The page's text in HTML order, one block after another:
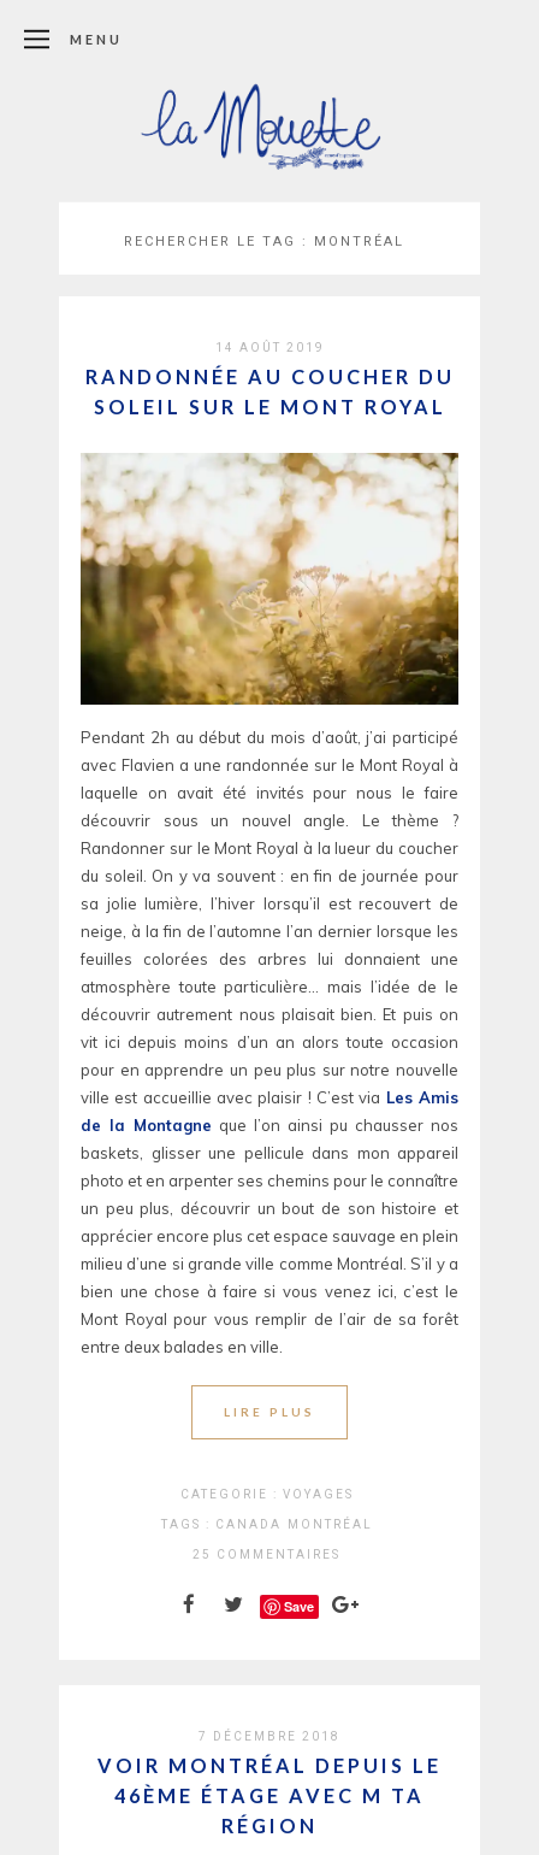
MENU
RECHERCHER LE TAG : MONTRÉAL
14 AOÛT 2019
RANDONNÉE AU COUCHER DU
SOLEIL SUR LE MONT ROYAL
Pendant 2h au début du mois d’août, j’ai participé
avec Flavien a une randonnée sur le Mont Royal à
laquelle on avait été invités pour nous le faire
découvrir sous un nouvel angle. Le thème ?
Randonner sur le Mont Royal à la lueur du coucher
du soleil. On y va souvent : en fin de journée pour
sa jolie lumière, l’hiver lorsqu’il est recouvert de
neige, à la fin de l’automne l’an dernier lorsque les
feuilles colorées des arbres lui donnaient une
atmosphère toute particulière… mais l’idée de le
découvrir autrement nous plaisait bien. Et puis on
vit ici depuis moins d’un an alors toute occasion
pour en apprendre un peu plus sur notre nouvelle
ville est accueillie avec plaisir ! C’est via Les Amis
de la Montagne que l’on ainsi pu chausser nos
baskets, glisser une pellicule dans mon appareil
photo et en arpenter ses chemins pour le connaître
un peu plus, découvrir un bout de son histoire et
apprécier encore plus cet espace sauvage en plein
milieu d’une si grande ville comme Montréal. S’il y a
bien une chose à faire si vous venez ici, c’est le
Mont Royal pour vous remplir de l’air de sa forêt
entre deux balades en ville.
LIRE PLUS
CATEGORIE : VOYAGES
TAGS : CANADA MONTRÉAL
25 COMMENTAIRES
Save
7 DÉCEMBRE 2018
VOIR MONTRÉAL DEPUIS LE
46ÈME ÉTAGE AVEC M TA
RÉGION